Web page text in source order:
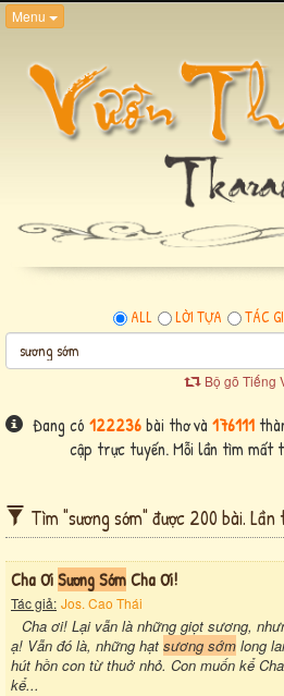
Menu
ALL LỜI TỰA TÁC
Bộ gõ Tiếng
Đang có 122236bài thơ và 176111
cập trực tuyến. Mỗi lần tìm mất
Tìm "sương sớm" được 200 bài.
Cha ƠiSương SớmCha Ơi!
Tác giả: Jos. Cao Thái
Cha ơi! Lại vẫn là những giọt sương,
ạ! Vẫn đó là, những hạt sương sớm long
hút hồn con từ thuở nhỏ. Con muốn kể
kể...